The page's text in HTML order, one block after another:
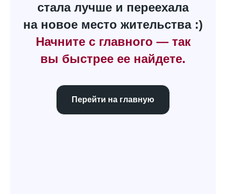
стала лучше и переехала
на новое место жительства :)
Начните с главного — так
вы быстрее ее найдете.
Перейти на главную